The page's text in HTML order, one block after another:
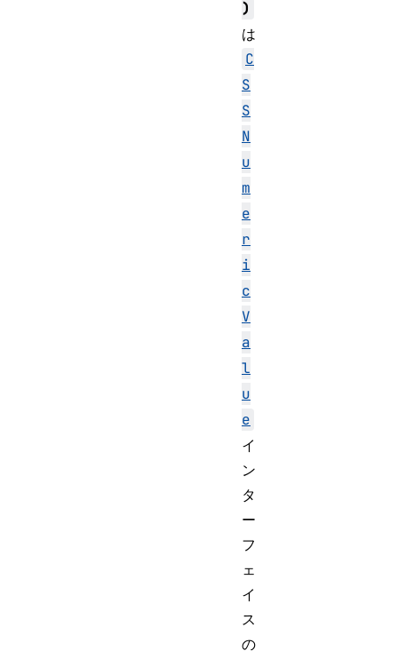
)
は
C
S
S
N
u
m
e
r
i
c
V
a
l
u
e
イ
ン
タ
ー
フ
ェ
イ
ス
の